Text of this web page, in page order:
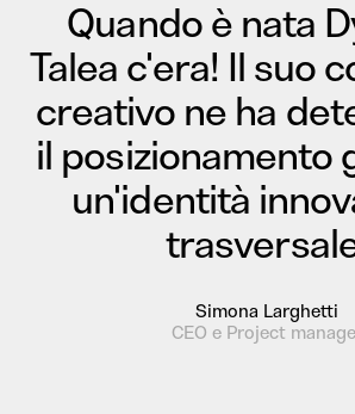
Quando è nata
Talea c'era! Il suo
creativo ne ha
il posizionamento
un'identità
Simona Larghetti
CEO e Project